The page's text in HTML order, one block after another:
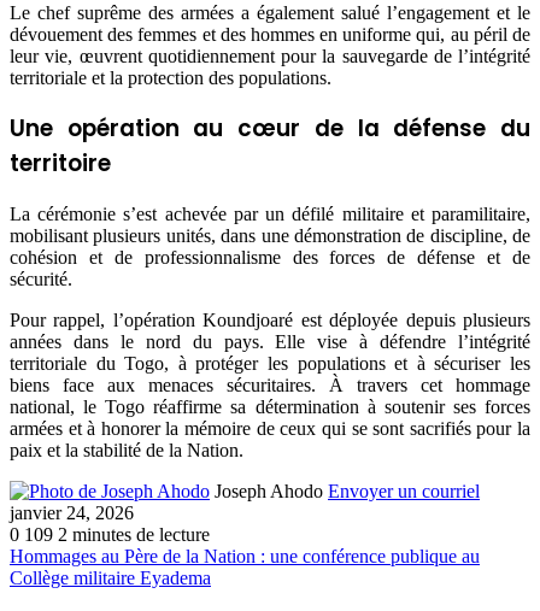
Le chef suprême des armées a également salué l’engagement et le
dévouement des femmes et des hommes en uniforme qui, au péril de
leur vie, œuvrent quotidiennement pour la sauvegarde de l’intégrité
territoriale et la protection des populations.
Une opération au cœur de la défense du
territoire
La cérémonie s’est achevée par un défilé militaire et paramilitaire,
mobilisant plusieurs unités, dans une démonstration de discipline, de
cohésion et de professionnalisme des forces de défense et de
sécurité.
Pour rappel, l’opération Koundjoaré est déployée depuis plusieurs
années dans le nord du pays. Elle vise à défendre l’intégrité
territoriale du Togo, à protéger les populations et à sécuriser les
biens face aux menaces sécuritaires. À travers cet hommage
national, le Togo réaffirme sa détermination à soutenir ses forces
armées et à honorer la mémoire de ceux qui se sont sacrifiés pour la
paix et la stabilité de la Nation.
Joseph Ahodo Envoyer un courriel
janvier 24, 2026
0 109 2 minutes de lecture
Hommages au Père de la Nation : une conférence publique au
Collège militaire Eyadema